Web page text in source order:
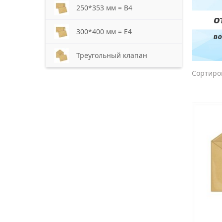
250*353 мм = В4
300*400 мм = E4
Треугольный клапан